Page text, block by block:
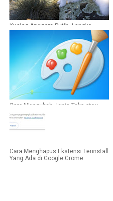
Kucing Anggora Putih, Langka,
Dilindungi, Namun Banyak Dicari
Cara Mengubah Jenis Teks atau
Font di Aplikasi Paint
Cara Menghapus Ekstensi Terinstall
Yang Ada di Google Crome